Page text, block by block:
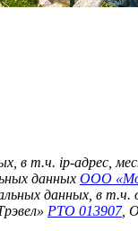
в т.ч. ip-адрес,
данных ООО
данных, в т.ч.
РТО 013907,